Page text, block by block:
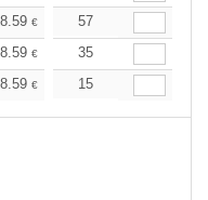
€ 17.66€
57
€ 17.66€
35
€ 17.66€
15